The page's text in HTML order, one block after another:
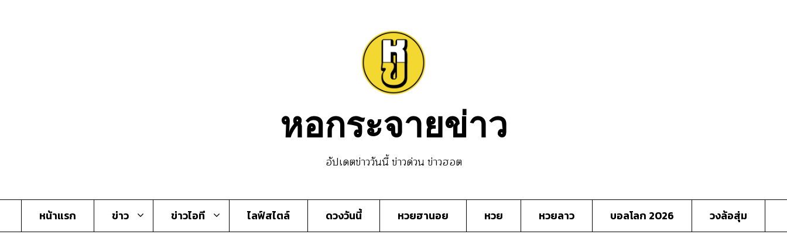
หอกระจายข่าว
อัปเดตข่าววันนี้ ข่าวด่วน ข่าวฮอต
หน้าแรก ข่าว ข่าวไอที ไลฟ์สไตล์ ดวงวันนี้ หวยฮานอย หวย หวยลาว บอลโลก 2026 วงล้อสุ่ม